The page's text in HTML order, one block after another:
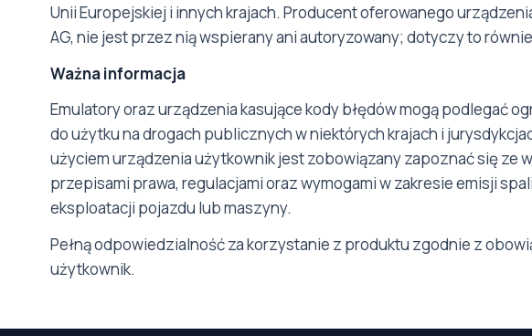
Unii Europejskiej i innych krajach. Producent oferowanego
AG, nie jest przez nią wspierany ani autoryzowany; dotyczy to
Ważna informacja
Emulatory oraz urządzenia kasujące kody błędów mogą podlegać
do użytku na drogach publicznych w niektórych krajach i
użyciem urządzenia użytkownik jest zobowiązany zapoznać się ze
przepisami prawa, regulacjami oraz wymogami w zakresie emisji
eksploatacji pojazdu lub maszyny.
Pełną odpowiedzialność za korzystanie z produktu zgodnie z
użytkownik.